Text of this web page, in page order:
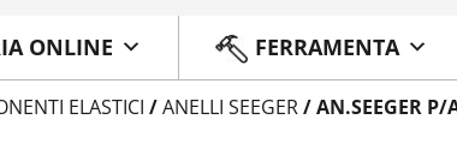
ONLINE FERRAMENTA
ELASTICI /ANELLI SEEGER/ AN.SEEGER